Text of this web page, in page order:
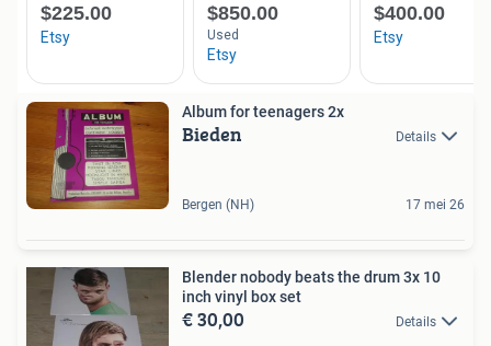
Album for teenagers 2x
Bieden Details
Bergen (NH) 17 mei 26
Blender nobody beats the drum 3x 10
inch vinyl box set
€ 30,00 Details